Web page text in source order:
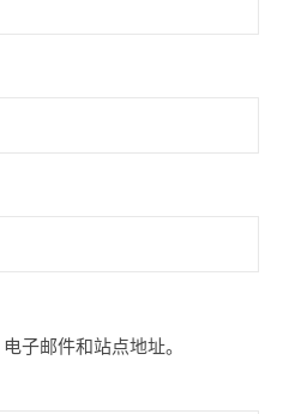
子邮件和站点地址。